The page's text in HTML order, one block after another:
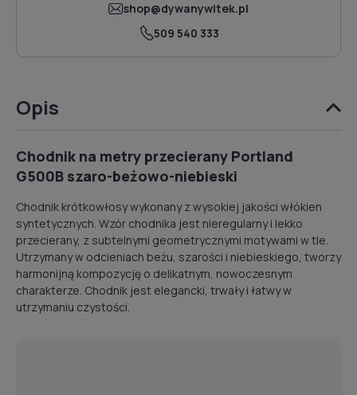
shop@dywanywitek.pl
509 540 333
Opis
Chodnik na metry przecierany Portland
G500B szaro-beżowo-niebieski
Chodnik krótkowłosy wykonany z wysokiej jakości włókien
syntetycznych. Wzór chodnika jest nieregularny i lekko
przecierany, z subtelnymi geometrycznymi motywami w tle.
Utrzymany w odcieniach beżu, szarości i niebieskiego, tworzy
harmonijną kompozycję o delikatnym, nowoczesnym
charakterze. Chodnik jest elegancki, trwały i łatwy w
utrzymaniu czystości.